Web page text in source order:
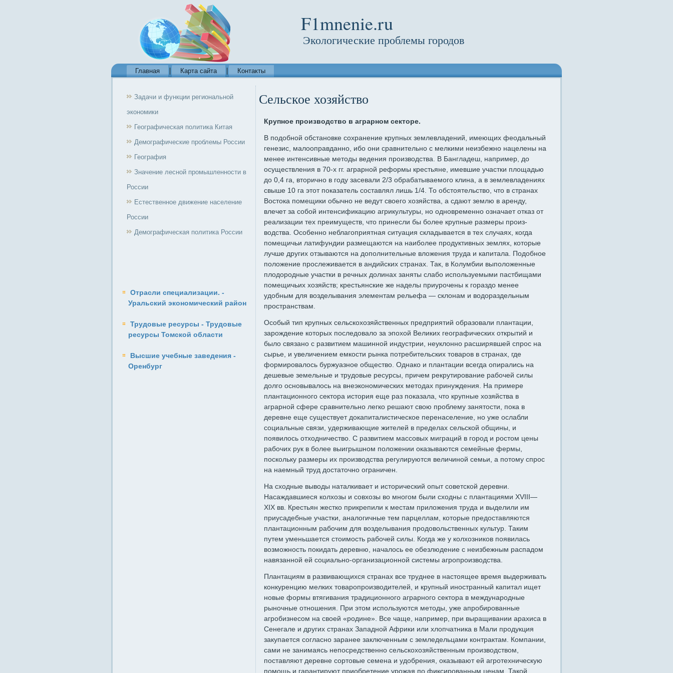
F1mnenie.ru
Экологические проблемы городов
Главная Карта сайта Контакты
Задачи и функции региональной
экономики
Географическая политика Китая
Демографические проблемы России
География
Значение лесной промышленности в
России
Естественное движение население
России
Демографическая политика России
Отрасли специализации. -
Уральский экономический район
Трудовые ресурсы - Трудовые
ресурсы Томской области
Высшие учебные заведения -
Оренбург
Сельское хозяйство
Крупное производство в аграрном секторе.
В подобной об­становке сохранение крупных землевладений, имеющих феодаль­ный
генезис, малооправданно, ибо они сравнительно с мелкими не­избежно нацелены на
менее интенсивные методы ведения произ­водства. В Бангладеш, например, до
осуществления в 70-х гг. аграр­ной реформы крестьяне, имевшие участки площадью
до 0,4 га, вто­рично в году засевали 2/3 обрабатываемого клина, а в землевладе­ниях
свыше 10 га этот показатель составлял лишь 1/4. То обстоя­тельство, что в странах
Востока помещики обычно не ведут своего хозяйства, а сдают землю в аренду,
влечет за собой интенсифика­цию агрикультуры, но одновременно означает отказ от
реализации тех преимуществ, что принесли бы более крупные размеры произ­
водства. Особенно неблагоприятная ситуация складывается в тех случаях, когда
помещичьи латифундии размещаются на наиболее продуктивных землях, которые
лучше других отзываются на допол­нительные вложения труда и капитала. Подобное
положение прослеживается в андийских странах. Так, в Колумбии выположенные
плодородные участки в речных долинах заняты слабо используемы­ми пастбищами
помещичьих хозяйств; крестьянские же наделы при­урочены к гораздо менее
удобным для возделывания элементам релье­фа — склонам и водораздельным
пространствам.
Особый тип крупных сельскохозяйственных предприятий обра­зовали плантации,
зарождение которых последовало за эпохой Вели­ких географических открытий и
было связано с развитием машинной индустрии, неуклонно расширявшей спрос на
сырье, и увеличением емкости рынка потребительских товаров в странах, где
формирова­лось буржуазное общество. Однако и плантации всегда опирались на
дешевые земельные и трудовые ресурсы, причем рекрутирование рабочей силы
долго основывалось на внеэкономических мето­дах принуждения. На примере
плантационного сектора история еще раз показала, что крупные хозяйства в
аграрной сфере сравнитель­но легко решают свою проблему занятости, пока в
деревне еще существует докапиталистическое перенаселение, но уже ослабли
социальные связи, удерживающие жителей в пределах сельской об­щины, и
появилось отходничество. С развитием массовых миграций в город и ростом цены
рабочих рук в более выигрышном положении оказываются семейные фермы,
поскольку размеры их производства регулируются величиной семьи, а потому спрос
на наемный труд достаточно ограничен.
На сходные выводы наталкивает и исторический опыт советской деревни.
Насаждавшиеся колхозы и совхозы во многом были сход­ны с плантациями XVIII—
XIX вв. Крестьян жестко прикрепили к местам приложения труда и выделили им
приусадебные участки, аналогичные тем парцеллам, которые предоставляются
плантаци­онным рабочим для возделывания продовольственных культур. Таким
путем уменьшается стоимость рабочей силы. Когда же у колхозни­ков появилась
возможность покидать деревню, началось ее обезлюдение с неизбежным распадом
навязанной ей социально-организа­ционной системы агропроизводства.
Плантациям в развивающихся странах все труднее в настоящее время выдерживать
конкуренцию мелких товаропроизводителей, и крупный иностранный капитал ищет
новые формы втягивания тра­диционного аграрного сектора в международные
рыночные отноше­ния. При этом используются методы, уже апробированные
агробиз­несом на своей «родине». Все чаще, например, при выращивании арахиса в
Сенегале и других странах Западной Африки или хлопчатника в Мали продукция
закупается согласно заранее заключен­ным с земледельцами контрактам. Компании,
сами не занимаясь непосредственно сельскохозяйственным производством,
поставля­ют деревне сортовые семена и удобрения, оказывают ей агротехни­ческую
помощь и гарантируют приобретение урожая по фиксиро­ванным ценам. Такой